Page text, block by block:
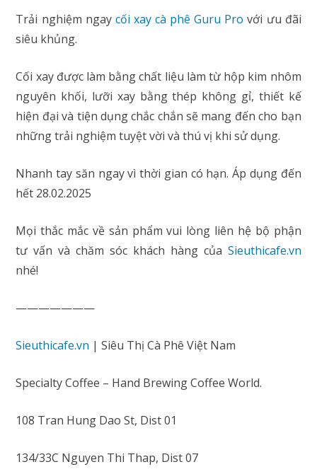
Trải nghiệm ngay cối xay cà phê Guru Pro với ưu đãi
siêu khủng.
Cối xay được làm bằng chất liệu làm từ hộp kim nhôm
nguyên khối, lưỡi xay bằng thép không gỉ, thiết kế
hiện đại và tiện dụng chắc chắn sẽ mang đến cho bạn
những trải nghiệm tuyệt vời và thú vị khi sử dụng.
Nhanh tay săn ngay vì thời gian có hạn. Áp dụng đến
hết 28.02.2025
Mọi thắc mắc về sản phẩm vui lòng liên hệ bộ phận
tư vấn và chăm sóc khách hàng của Sieuthicafe.vn
nhé!
———————
Sieuthicafe.vn | Siêu Thị Cà Phê Việt Nam
Specialty Coffee – Hand Brewing Coffee World.
108 Tran Hung Dao St, Dist 01
134/33C Nguyen Thi Thap, Dist 07